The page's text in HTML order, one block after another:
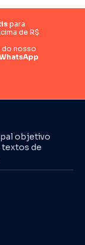
para
de R$
do nosso
objetivo
textos de